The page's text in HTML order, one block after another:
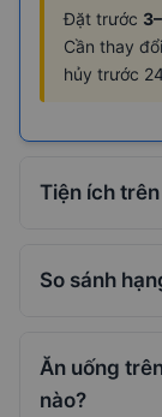
Đặt trước
Cần thay
hủy trước
Tiện ích
So sánh
Ăn uống
nào?